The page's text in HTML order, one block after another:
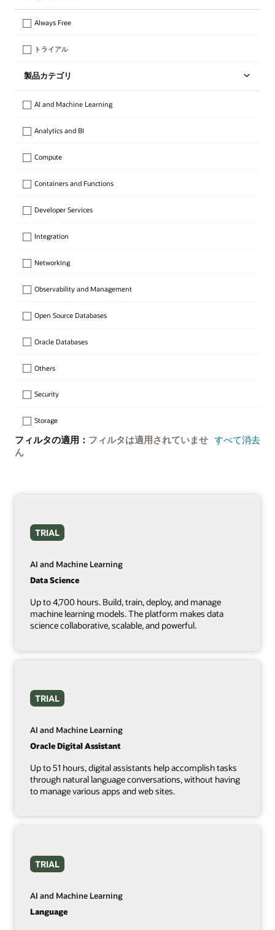
Always Free
トライアル
製品カテゴリ
AI and Machine Learning
Analytics and BI
Compute
Containers and Functions
Developer Services
Integration
Networking
Observability and Management
Open Source Databases
Oracle Databases
Others
Security
Storage
フィルタの適用： フィルタは適用されていませ
ん
すべて消去
TRIAL
AI and Machine Learning
Data Science
Up to 4,700 hours. Build, train, deploy, and manage
machine learning models. The platform makes data
science collaborative, scalable, and powerful.
TRIAL
AI and Machine Learning
Oracle Digital Assistant
Up to 51 hours, digital assistants help accomplish tasks
through natural language conversations, without having
to manage various apps and web sites.
TRIAL
AI and Machine Learning
Language